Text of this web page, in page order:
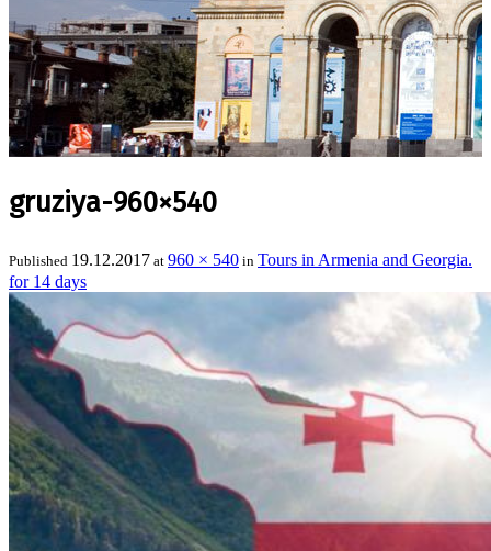
gruziya-960×540
Published 19.12.2017 at 960 × 540 in Tours in Armenia and Georgia.
for 14 days